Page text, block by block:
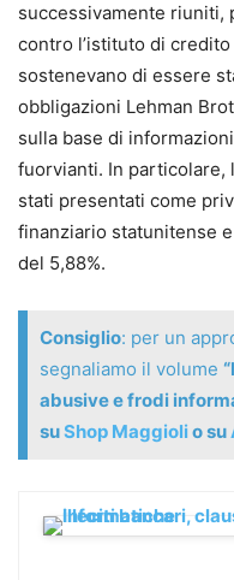
successivamente riuniti,
contro l’istituto di
sostenevano di essere
obbligazioni Lehman
sulla base di
fuorvianti. In particolare,
stati presentati come
finanziario statunitense
del 5,88%.
Consiglio: per un
segnaliamo il volume
abusive e frodi
suShop Maggiolio su